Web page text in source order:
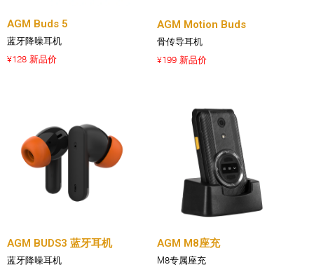
AGM Buds 5
蓝牙降噪耳机
¥128 新品价
AGM Motion Buds
骨传导耳机
¥199 新品价
AGM BUDS3 蓝牙耳机
蓝牙降噪耳机
AGM M8座充
M8专属座充